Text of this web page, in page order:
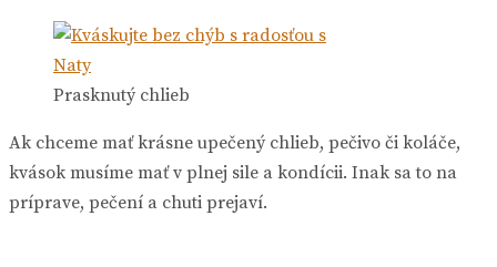
Prasknutý chlieb
Ak chceme mať krásne upečený chlieb, pečivo či koláče,
kvások musíme mať v plnej sile a kondícii. Inak sa to na
príprave, pečení a chuti prejaví.